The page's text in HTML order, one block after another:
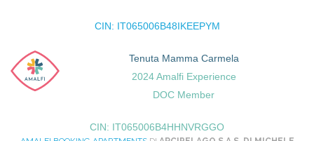
CIN: IT065006B48IKEEPYM
Tenuta Mamma Carmela
2024 Amalfi Experience
DOC Member
CIN: IT065006B4HHNVRGGO